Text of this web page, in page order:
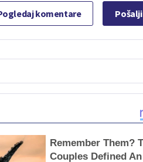
komentare
Remember Them?
Couples Defined